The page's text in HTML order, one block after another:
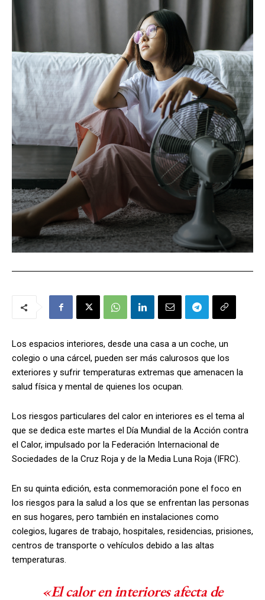
Los espacios interiores, desde una casa a un coche, un
colegio o una cárcel, pueden ser más calurosos que los
exteriores y sufrir temperaturas extremas que amenacen la
salud física y mental de quienes los ocupan.
Los riesgos particulares del calor en interiores es el tema al
que se dedica este martes el Día Mundial de la Acción contra
el Calor, impulsado por la Federación Internacional de
Sociedades de la Cruz Roja y de la Media Luna Roja (IFRC).
En su quinta edición, esta conmemoración pone el foco en
los riesgos para la salud a los que se enfrentan las personas
en sus hogares, pero también en instalaciones como
colegios, lugares de trabajo, hospitales, residencias, prisiones,
centros de transporte o vehículos debido a las altas
temperaturas.
«El calor en interiores afecta de